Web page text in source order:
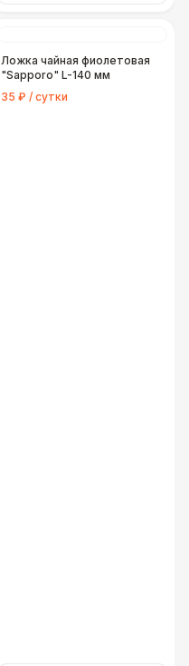
Ложка чайная фиолетовая
"Sapporo" L-140 мм
35 ₽ / сутки